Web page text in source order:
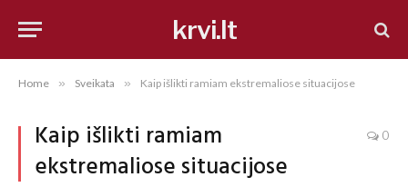
krvi.lt
Home » Sveikata » Kaip išlikti ramiam ekstremaliose situacijose
Kaip išlikti ramiam
ekstremaliose situacijose
0